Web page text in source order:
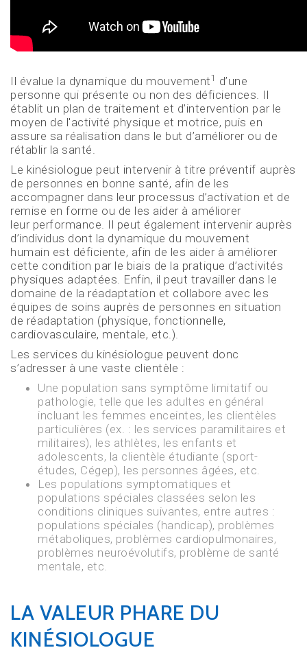
Il évalue la dynamique du mouvement1 d’une
personne qui présente ou non des déficiences. Il
établit un plan de traitement et d’intervention par le
moyen de l'activité physique et motrice, puis en
assure sa réalisation dans le but d’améliorer ou de
rétablir la santé.
Le kinésiologue peut intervenir à titre préventif auprès
de personnes en bonne santé, afin de les
accompagner dans leur processus d’activation et de
remise en forme ou de les aider à améliorer
leur performance. Il peut également intervenir auprès
d’individus dont la dynamique du mouvement
humain est déficiente, afin de les aider à améliorer
cette condition par le biais de la pratique d’activités
physiques adaptées. Enfin, il peut travailler dans le
domaine de la réadaptation et collabore avec les
équipes de soins auprès de personnes en situation
de réadaptation (physique, fonctionnelle,
cardiovasculaire, mentale, etc.).
Les services du kinésiologue peuvent donc
s’adresser à une vaste clientèle :
Une population sans symptôme limitatif ou
pathologie, telle que les adultes en général
incluant les femmes enceintes, les clientèles
particulières (ex. : les services paramilitaires et
militaires), les athlètes, les enfants et
adolescents, la clientèle étudiante (sport-
études, Cégep), les personnes âgées, etc.
Les populations symptomatiques et
populations spéciales classées selon les
conditions cliniques suivantes, entre autres :
populations spéciales (handicap), problèmes
métaboliques, problèmes cardiopulmonaires,
problèmes neuroévolutifs, problème de santé
mentale, etc.
LA VALEUR PHARE DU
KINÉSIOLOGUE